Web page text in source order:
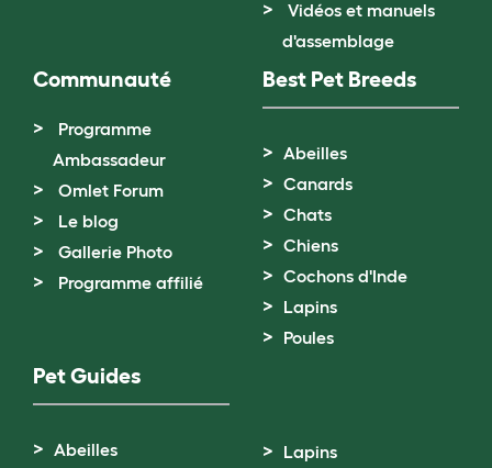
Vidéos et manuels
d'assemblage
Communauté
Programme
Ambassadeur
Omlet Forum
Le blog
Gallerie Photo
Programme affilié
Best Pet Breeds
Abeilles
Canards
Chats
Chiens
Cochons d'Inde
Lapins
Poules
Pet Guides
Abeilles
Lapins